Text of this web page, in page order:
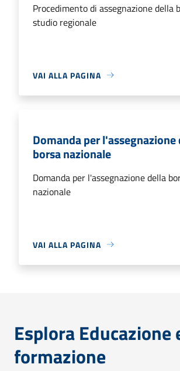
Procedimento di assegnazione della
studio regionale
VAI ALLA PAGINA
Domanda per l'assegnazione
borsa nazionale
Domanda per l'assegnazione della
nazionale
VAI ALLA PAGINA
Esplora Educazione
formazione